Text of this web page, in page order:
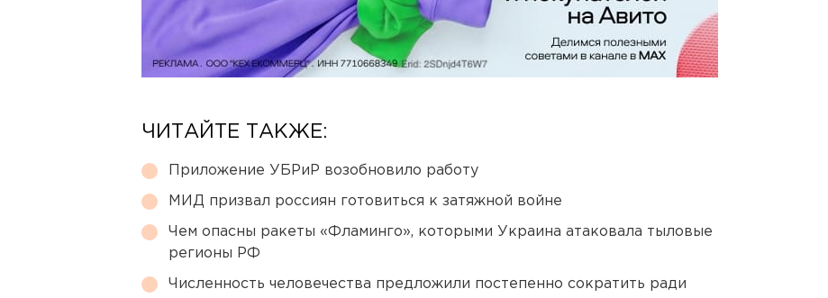
ЧИТАЙТЕ ТАКЖЕ:
Приложение УБРиР возобновило работу
МИД призвал россиян готовиться к затяжной войне
Чем опасны ракеты «Фламинго», которыми Украина атаковала тыловые
регионы РФ
Численность человечества предложили постепенно сократить ради